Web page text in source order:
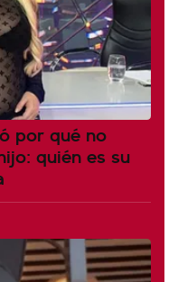
por qué no
quién es su